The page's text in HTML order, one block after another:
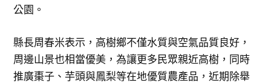
公園。
縣長周春米表示，高樹鄉不僅水質與空氣品質良好，
周邊山景也相當優美，為讓更多民眾親近高樹，同時
推廣棗子、芋頭與鳳梨等在地優質農產品，近期除舉